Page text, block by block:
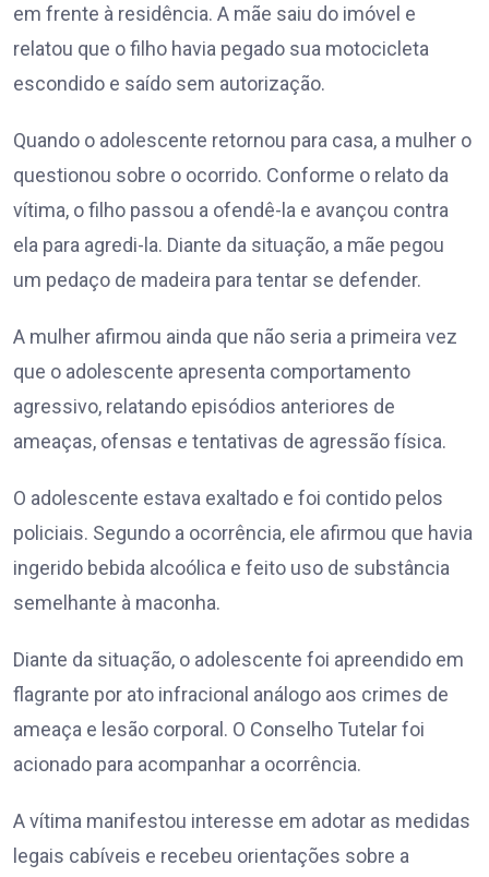
em frente à residência. A mãe saiu do imóvel e
relatou que o filho havia pegado sua motocicleta
escondido e saído sem autorização.
Quando o adolescente retornou para casa, a mulher o
questionou sobre o ocorrido. Conforme o relato da
vítima, o filho passou a ofendê-la e avançou contra
ela para agredi-la. Diante da situação, a mãe pegou
um pedaço de madeira para tentar se defender.
A mulher afirmou ainda que não seria a primeira vez
que o adolescente apresenta comportamento
agressivo, relatando episódios anteriores de
ameaças, ofensas e tentativas de agressão física.
O adolescente estava exaltado e foi contido pelos
policiais. Segundo a ocorrência, ele afirmou que havia
ingerido bebida alcoólica e feito uso de substância
semelhante à maconha.
Diante da situação, o adolescente foi apreendido em
flagrante por ato infracional análogo aos crimes de
ameaça e lesão corporal. O Conselho Tutelar foi
acionado para acompanhar a ocorrência.
A vítima manifestou interesse em adotar as medidas
legais cabíveis e recebeu orientações sobre a